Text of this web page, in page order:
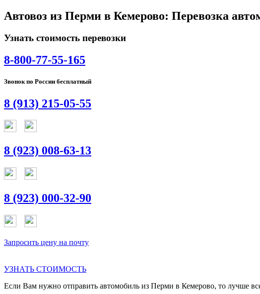
Автовоз из Перми в Кемерово: Перевозка
Узнать стоимость перевозки
8-800-77-55-165
Звонок по России бесплатный
8 (913) 215-05-55
8 (923) 008-63-13
8 (923) 000-32-90
Запросить цену на почту
УЗНАТЬ СТОИМОСТЬ
Если Вам нужно отправить автомобиль из Перми в Кемерово, то лучше